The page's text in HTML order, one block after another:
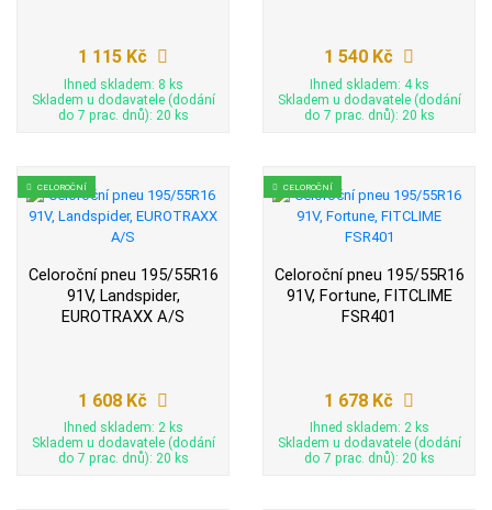
1 115 Kč
Ihned skladem: 8 ks
Skladem u dodavatele (dodání
do 7 prac. dnů): 20 ks
1 540 Kč
Ihned skladem: 4 ks
Skladem u dodavatele (dodání
do 7 prac. dnů): 20 ks
CELOROČNÍ
Celoroční pneu 195/55R16
91V, Landspider,
EUROTRAXX A/S
1 608 Kč
Ihned skladem: 2 ks
Skladem u dodavatele (dodání
do 7 prac. dnů): 20 ks
CELOROČNÍ
Celoroční pneu 195/55R16
91V, Fortune, FITCLIME
FSR401
1 678 Kč
Ihned skladem: 2 ks
Skladem u dodavatele (dodání
do 7 prac. dnů): 20 ks